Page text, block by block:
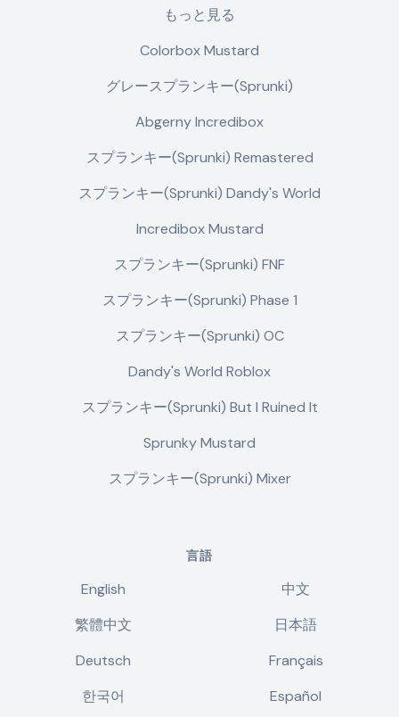
もっと見る
Colorbox Mustard
グレースプランキー(Sprunki)
Abgerny Incredibox
スプランキー(Sprunki) Remastered
スプランキー(Sprunki) Dandy's World
Incredibox Mustard
スプランキー(Sprunki) FNF
スプランキー(Sprunki) Phase 1
スプランキー(Sprunki) OC
Dandy's World Roblox
スプランキー(Sprunki) But I Ruined It
Sprunky Mustard
スプランキー(Sprunki) Mixer
言語
English
中文
繁體中文
日本語
Deutsch
Français
한국어
Español